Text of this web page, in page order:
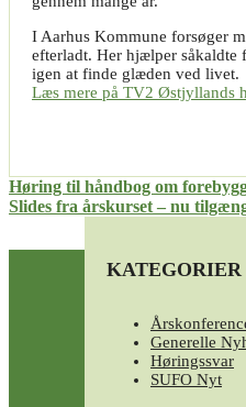
I Aarhus Kommune forsøger
efterladt. Her hjælper såkaldte
igen at finde glæden ved livet.
Læs mere på TV2 Østjyllands
Indlægsnavigation
Høring til håndbog om
Slides fra årskurset – nu
KATEGORIER
Generelle
Høringssvar
SUFO Nyt